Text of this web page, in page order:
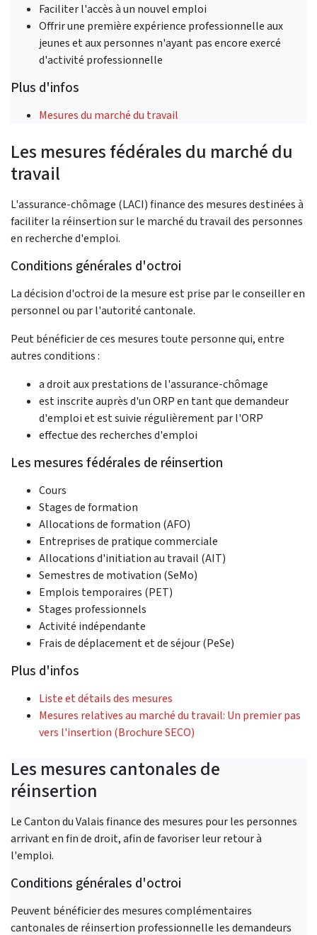
Faciliter l'accès à un nouvel emploi
Offrir une première expérience professionnelle aux
jeunes et aux personnes n'ayant pas encore exercé
d'activité professionnelle
Plus d'infos
Mesures du marché du travail
Les mesures fédérales du marché du
travail
L'assurance-chômage (LACI) finance des mesures destinées à
faciliter la réinsertion sur le marché du travail des personnes
en recherche d'emploi.
Conditions générales d'octroi
La décision d'octroi de la mesure est prise par le conseiller en
personnel ou par l'autorité cantonale.
Peut bénéficier de ces mesures toute personne qui, entre
autres conditions :
a droit aux prestations de l'assurance-chômage
est inscrite auprès d'un ORP en tant que demandeur
d'emploi et est suivie régulièrement par l'ORP
effectue des recherches d'emploi
Les mesures fédérales de réinsertion
Cours
Stages de formation
Allocations de formation (AFO)
Entreprises de pratique commerciale
Allocations d'initiation au travail (AIT)
Semestres de motivation (SeMo)
Emplois temporaires (PET)
Stages professionnels
Activité indépendante
Frais de déplacement et de séjour (PeSe)
Plus d'infos
Liste et détails des mesures
Mesures relatives au marché du travail: Un premier pas
vers l'insertion (Brochure SECO)
Les mesures cantonales de
réinsertion
Le Canton du Valais finance des mesures pour les personnes
arrivant en fin de droit, afin de favoriser leur retour à
l'emploi.
Conditions générales d'octroi
Peuvent bénéficier des mesures complémentaires
cantonales de réinsertion professionnelle les demandeurs